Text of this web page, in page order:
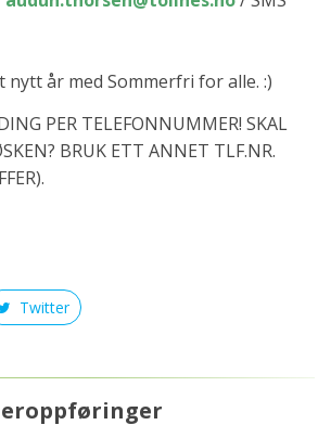
nytt år med Sommerfri for alle. :)
PER TELEFONNUMMER! SKAL
BRUK ETT ANNET TLF.NR.
Twitter